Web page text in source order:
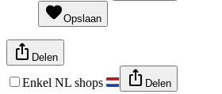
Opslaan
Delen
Enkel NL shops Delen